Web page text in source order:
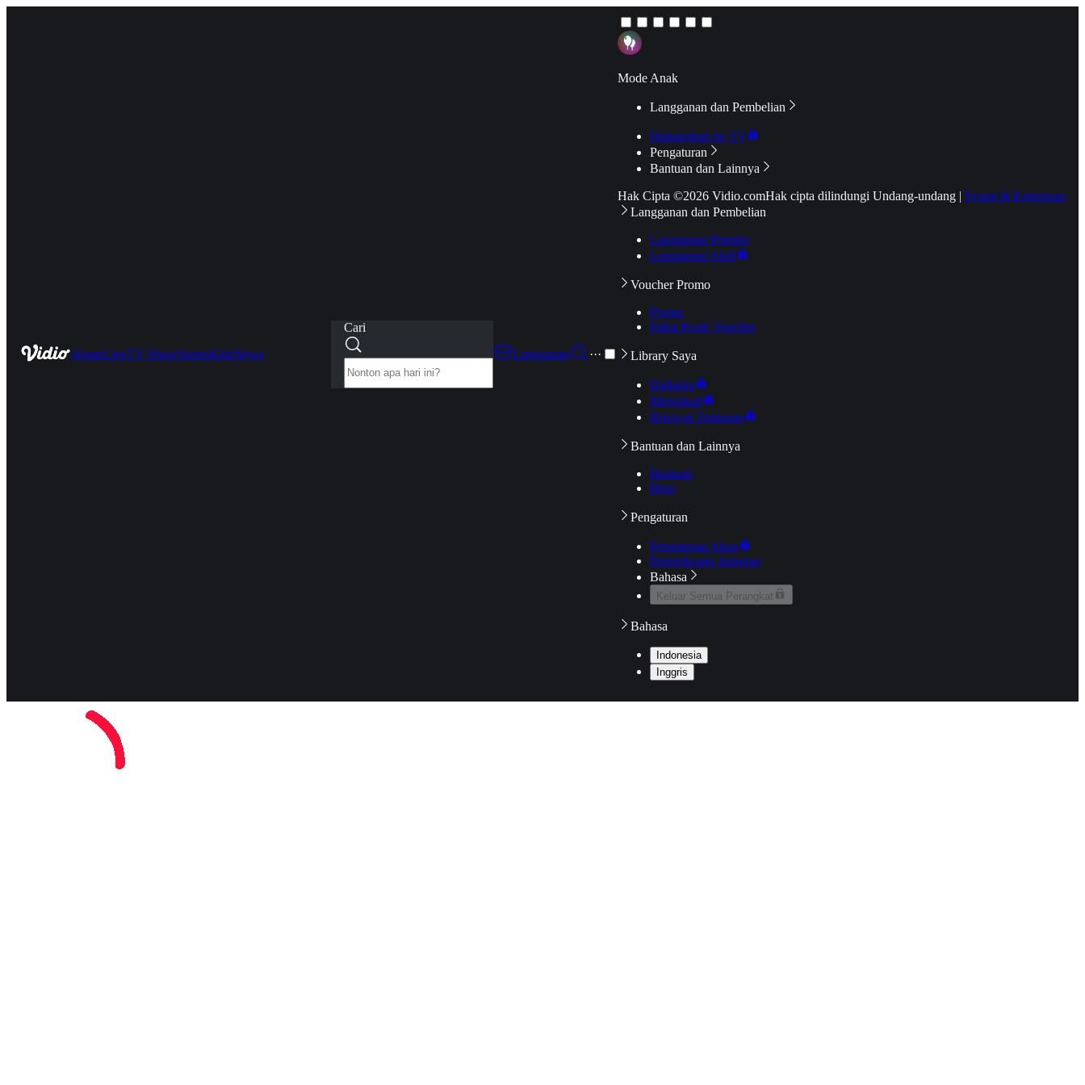
HomeLiveTV ShowSportsKidsNews
Cari
Langganan
···
Mode Anak
Langganan dan Pembelian
Hubungkan ke TV
Pengaturan
Bantuan dan Lainnya
Hak Cipta ©2026 Vidio.comHak cipta dilindungi Undang-undang | Syarat & Ketentuan
Langganan dan Pembelian
Langganan Premier
Langganan Aktif
Voucher Promo
Promo
Pakai Kode Voucher
Library Saya
Daftarku
Mengikuti
Riwayat Tontonan
Bantuan dan Lainnya
Bantuan
Blog
Pengaturan
Pengaturan Akun
Pemeriksaan Jaringan
Bahasa
Keluar Semua Perangkat
Bahasa
Indonesia
Inggris